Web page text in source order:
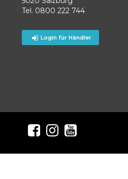
Tel. 0800 222 744
Login für Händler